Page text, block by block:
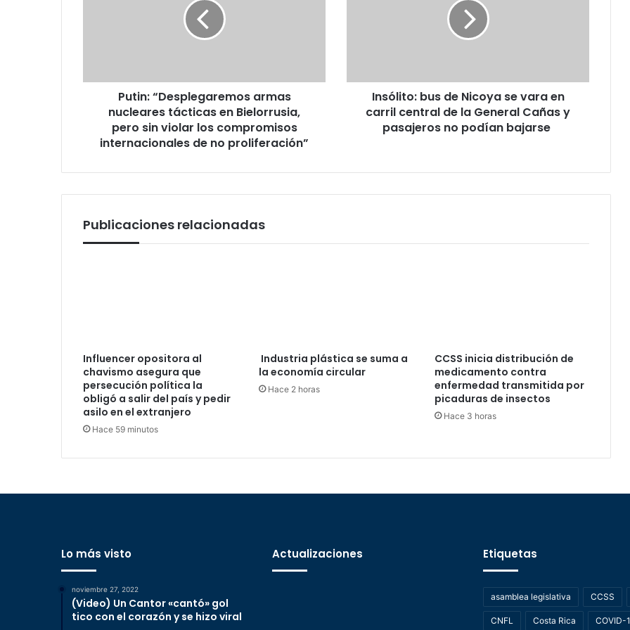
sin
compromisos
internacionales
Putin: “Desplegaremos armas
nucleares tácticas en Bielorrusia,
pero sin violar los compromisos
internacionales de no proliferación”
central
podían
Insólito: bus de Nicoya se vara en
carril central de la General Cañas y
pasajeros no podían bajarse
Publicaciones relacionadas
Influencer opositora al
chavismo asegura que
persecución política la
obligó a salir del país y pedir
asilo en el extranjero
Hace 59 minutos
Industria plástica se suma a
la economía circular
Hace 2 horas
CCSS inicia distribución de
medicamento contra
enfermedad transmitida por
picaduras de insectos
Hace 3 horas
Lo más visto
noviembre 27, 2022
(Video) Un Cantor «cantó» gol
tico con el corazón y se hizo viral
Actualizaciones Etiquetas
asamblea legislativa CCSS
CNFL Costa Rica COVID-